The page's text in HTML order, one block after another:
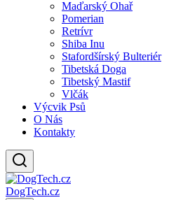
Maďarský Ohař
Pomerian
Retrívr
Shiba Inu
Stafordšírský Bulteriér
Tibetská Doga
Tibetský Mastif
Vlčák
Výcvik Psů
O Nás
Kontakty
DogTech.cz